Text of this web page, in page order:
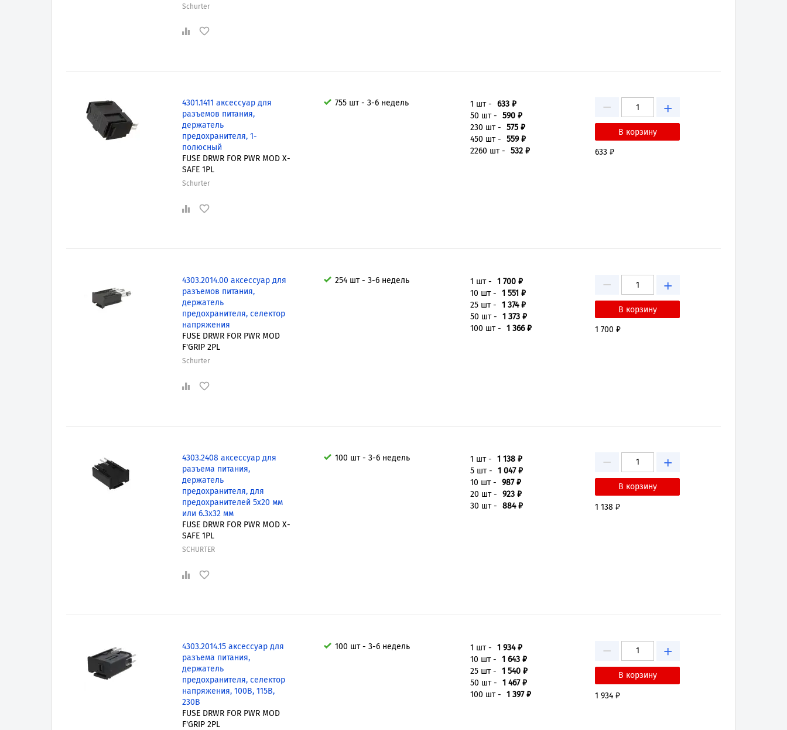
Schurter
4301.1411 аксессуар для
разъемов питания,
держатель
предохранителя, 1-
полюсный
FUSE DRWR FOR PWR MOD X-
SAFE 1PL
Schurter
755 шт - 3-6 недель 1 шт - 633 ₽
50 шт - 590 ₽
230 шт - 575 ₽
450 шт - 559 ₽
2260 шт - 532 ₽
− +
633 ₽
4303.2014.00 аксессуар для
разъемов питания,
держатель
предохранителя, селектор
напряжения
FUSE DRWR FOR PWR MOD
F'GRIP 2PL
Schurter
254 шт - 3-6 недель 1 шт - 1 700 ₽
10 шт - 1 551 ₽
25 шт - 1 374 ₽
50 шт - 1 373 ₽
100 шт - 1 366 ₽
− +
1 700 ₽
4303.2408 аксессуар для
разъема питания,
держатель
предохранителя, для
предохранителей 5x20 мм
или 6.3x32 мм
FUSE DRWR FOR PWR MOD X-
SAFE 1PL
SCHURTER
100 шт - 3-6 недель 1 шт - 1 138 ₽
5 шт - 1 047 ₽
10 шт - 987 ₽
20 шт - 923 ₽
30 шт - 884 ₽
− +
1 138 ₽
4303.2014.15 аксессуар для
разъема питания,
держатель
предохранителя, селектор
напряжения, 100В, 115В,
230В
FUSE DRWR FOR PWR MOD
F'GRIP 2PL
100 шт - 3-6 недель 1 шт - 1 934 ₽
10 шт - 1 643 ₽
25 шт - 1 540 ₽
50 шт - 1 467 ₽
100 шт - 1 397 ₽
− +
1 934 ₽